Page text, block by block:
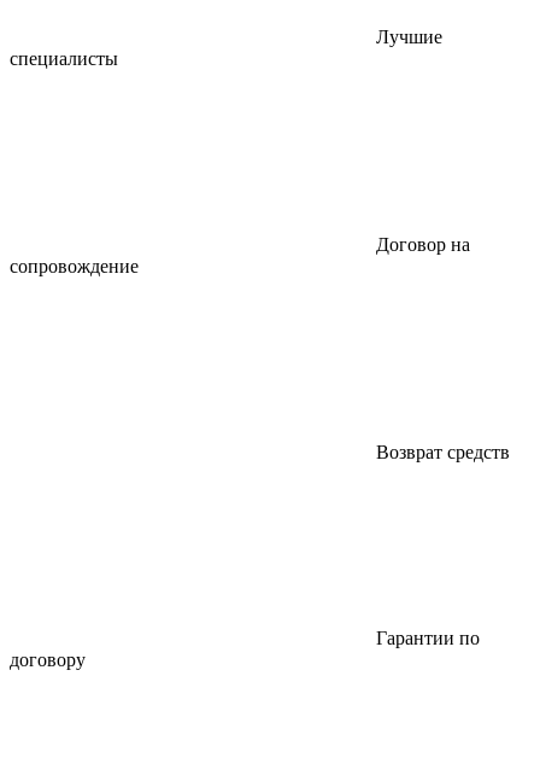
Лучшие
специалисты
Договор на
сопровождение
Возврат средств
Гарантии по
договору